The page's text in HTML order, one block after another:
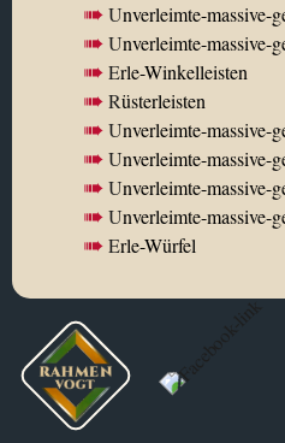
Unverleimte-massive-
Unverleimte-massive-
Erle-Winkelleisten
Rüsterleisten
Unverleimte-massive-
Unverleimte-massive-
Unverleimte-massive-
Unverleimte-massive-
Erle-Würfel